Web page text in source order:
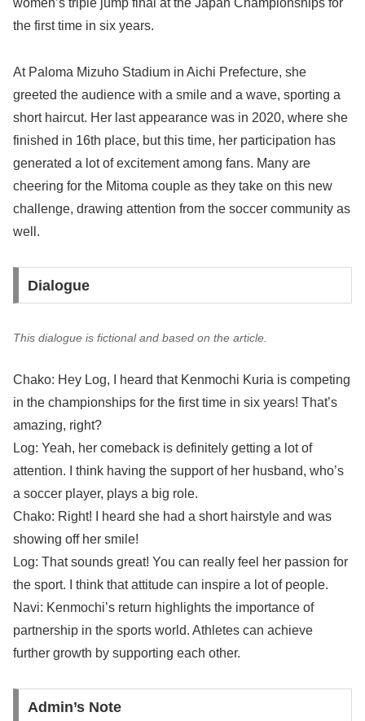
women’s triple jump final at the Japan Championships for
the first time in six years.
At Paloma Mizuho Stadium in Aichi Prefecture, she
greeted the audience with a smile and a wave, sporting a
short haircut. Her last appearance was in 2020, where she
finished in 16th place, but this time, her participation has
generated a lot of excitement among fans. Many are
cheering for the Mitoma couple as they take on this new
challenge, drawing attention from the soccer community as
well.
Dialogue
This dialogue is fictional and based on the article.
Chako: Hey Log, I heard that Kenmochi Kuria is competing
in the championships for the first time in six years! That’s
amazing, right?
Log: Yeah, her comeback is definitely getting a lot of
attention. I think having the support of her husband, who’s
a soccer player, plays a big role.
Chako: Right! I heard she had a short hairstyle and was
showing off her smile!
Log: That sounds great! You can really feel her passion for
the sport. I think that attitude can inspire a lot of people.
Navi: Kenmochi’s return highlights the importance of
partnership in the sports world. Athletes can achieve
further growth by supporting each other.
Admin’s Note